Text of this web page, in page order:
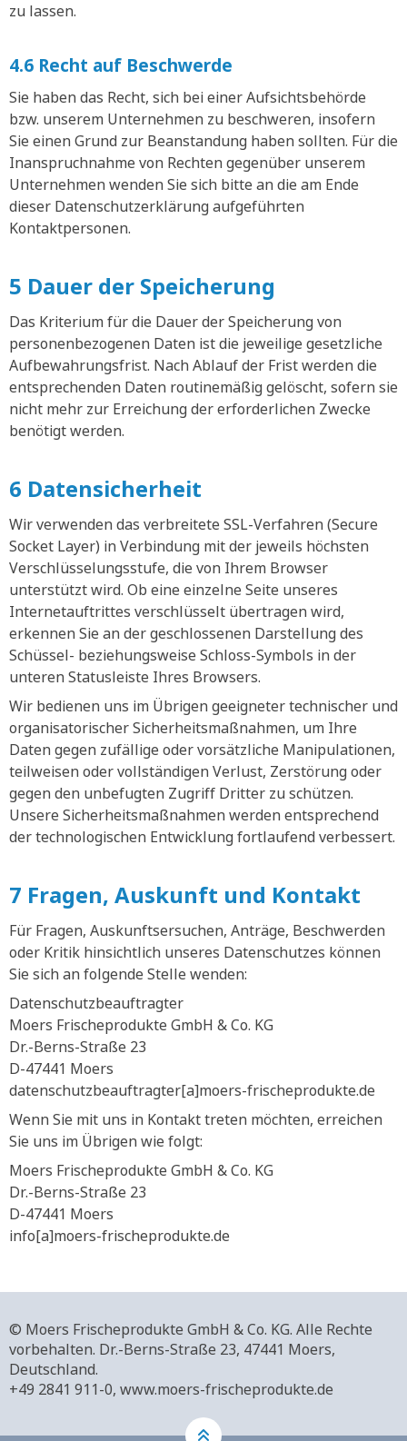
zu lassen.
4.6 Recht auf Beschwerde
Sie haben das Recht, sich bei einer Aufsichtsbehörde
bzw. unserem Unternehmen zu beschweren, insofern
Sie einen Grund zur Beanstandung haben sollten. Für die
Inanspruchnahme von Rechten gegenüber unserem
Unternehmen wenden Sie sich bitte an die am Ende
dieser Datenschutzerklärung aufgeführten
Kontaktpersonen.
5 Dauer der Speicherung
Das Kriterium für die Dauer der Speicherung von
personenbezogenen Daten ist die jeweilige gesetzliche
Aufbewahrungsfrist. Nach Ablauf der Frist werden die
entsprechenden Daten routinemäßig gelöscht, sofern sie
nicht mehr zur Erreichung der erforderlichen Zwecke
benötigt werden.
6 Datensicherheit
Wir verwenden das verbreitete SSL-Verfahren (Secure
Socket Layer) in Verbindung mit der jeweils höchsten
Verschlüsselungsstufe, die von Ihrem Browser
unterstützt wird. Ob eine einzelne Seite unseres
Internetauftrittes verschlüsselt übertragen wird,
erkennen Sie an der geschlossenen Darstellung des
Schüssel- beziehungsweise Schloss-Symbols in der
unteren Statusleiste Ihres Browsers.
Wir bedienen uns im Übrigen geeigneter technischer und
organisatorischer Sicherheitsmaßnahmen, um Ihre
Daten gegen zufällige oder vorsätzliche Manipulationen,
teilweisen oder vollständigen Verlust, Zerstörung oder
gegen den unbefugten Zugriff Dritter zu schützen.
Unsere Sicherheitsmaßnahmen werden entsprechend
der technologischen Entwicklung fortlaufend verbessert.
7 Fragen, Auskunft und Kontakt
Für Fragen, Auskunftsersuchen, Anträge, Beschwerden
oder Kritik hinsichtlich unseres Datenschutzes können
Sie sich an folgende Stelle wenden:
Datenschutzbeauftragter
Moers Frischeprodukte GmbH & Co. KG
Dr.-Berns-Straße 23
D-47441 Moers
datenschutzbeauftragter[a]moers-frischeprodukte.de
Wenn Sie mit uns in Kontakt treten möchten, erreichen
Sie uns im Übrigen wie folgt:
Moers Frischeprodukte GmbH & Co. KG
Dr.-Berns-Straße 23
D-47441 Moers
info[a]moers-frischeprodukte.de
© Moers Frischeprodukte GmbH & Co. KG. Alle Rechte
vorbehalten. Dr.-Berns-Straße 23, 47441 Moers,
Deutschland.
+49 2841 911-0, www.moers-frischeprodukte.de